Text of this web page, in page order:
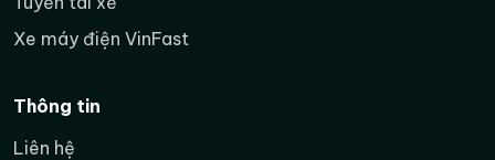
theo
Xe máy điện VinFast
Thông tin
Liên hệ